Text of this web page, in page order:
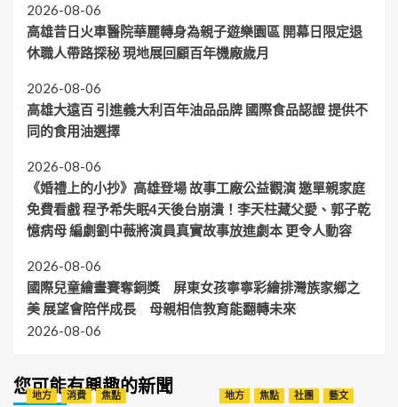
2026-08-06
高雄昔日火車醫院華麗轉身為親子遊樂園區 開幕日限定退
休職人帶路探秘 現地展回顧百年機廠歲月
2026-08-06
高雄大遠百 引進義大利百年油品品牌 國際食品認證 提供不
同的食用油選擇
2026-08-06
《婚禮上的小抄》高雄登場 故事工廠公益觀演 邀單親家庭
免費看戲 程予希失眠4天後台崩潰！李天柱藏父愛、郭子乾
憶病母 編劇劉中薇將演員真實故事放進劇本 更令人動容
2026-08-06
國際兒童繪畫賽奪銅獎 屏東女孩寧寧彩繪排灣族家鄉之
美 展望會陪伴成長 母親相信教育能翻轉未來
2026-08-06
您可能有興趣的新聞
地方 消費 焦點 地方 焦點 社團 藝文